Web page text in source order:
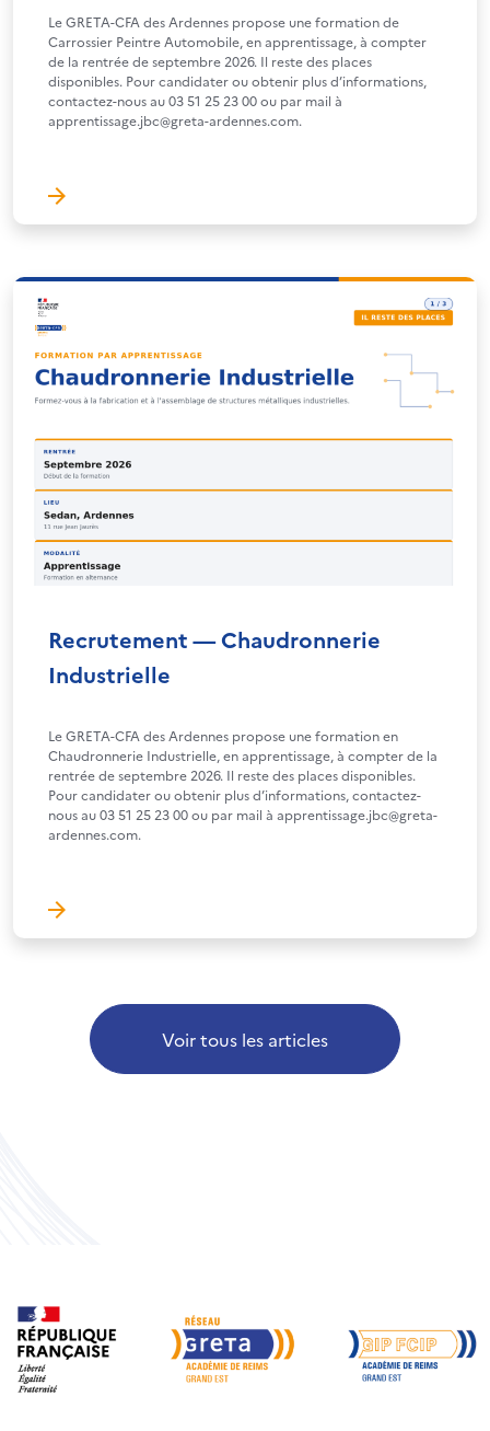
Le GRETA-CFA des Ardennes propose une formation de
Carrossier Peintre Automobile, en apprentissage, à compter
de la rentrée de septembre 2026. Il reste des places
disponibles. Pour candidater ou obtenir plus d’informations,
contactez-nous au 03 51 25 23 00 ou par mail à
apprentissage.jbc@greta-ardennes.com.
Recrutement — Chaudronnerie
Industrielle
Le GRETA-CFA des Ardennes propose une formation en
Chaudronnerie Industrielle, en apprentissage, à compter de la
rentrée de septembre 2026. Il reste des places disponibles.
Pour candidater ou obtenir plus d’informations, contactez-
nous au 03 51 25 23 00 ou par mail à apprentissage.jbc@greta-
ardennes.com.
Voir tous les articles